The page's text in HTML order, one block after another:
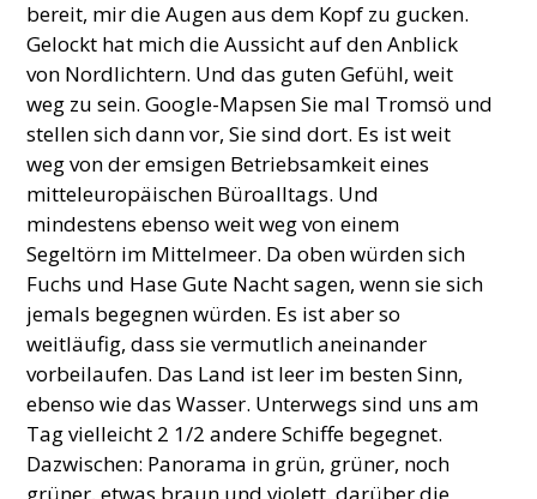
bereit, mir die Augen aus dem Kopf zu gucken.
Gelockt hat mich die Aussicht auf den Anblick
von Nordlichtern. Und das guten Gefühl, weit
weg zu sein. Google-Mapsen Sie mal Tromsö und
stellen sich dann vor, Sie sind dort. Es ist weit
weg von der emsigen Betriebsamkeit eines
mitteleuropäischen Büroalltags. Und
mindestens ebenso weit weg von einem
Segeltörn im Mittelmeer. Da oben würden sich
Fuchs und Hase Gute Nacht sagen, wenn sie sich
jemals begegnen würden. Es ist aber so
weitläufig, dass sie vermutlich aneinander
vorbeilaufen. Das Land ist leer im besten Sinn,
ebenso wie das Wasser. Unterwegs sind uns am
Tag vielleicht 2 1/2 andere Schiffe begegnet.
Dazwischen: Panorama in grün, grüner, noch